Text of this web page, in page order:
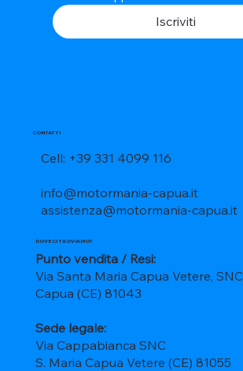
CONTATTI
Cell: +39 331 4099 116
info@motormania-capua.it
assistenza@motormania-capua.it
DOVE CI TROVIAMO?
Punto vendita / Resi:
Via Santa Maria Capua Vetere, SNC
Capua (CE) 81043
Sede legale:
Via Cappabianca SNC
S. Maria Capua Vetere (CE) 81055
Iscriviti